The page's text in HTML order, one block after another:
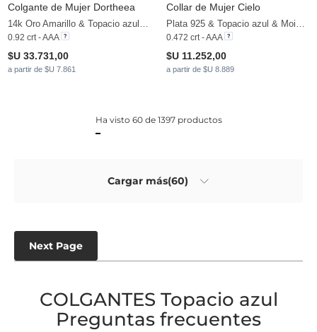
Colgante de Mujer Dortheea
0.92 crt - AAA
$U 33.731,00
a partir de $U 7.861
Collar de Mujer Cielo
0.472 crt - AAA
$U 11.252,00
a partir de $U 8.889
Ha visto 60 de 1397 productos
Cargar más(60)
Next Page
COLGANTES Topacio azul
Preguntas frecuentes